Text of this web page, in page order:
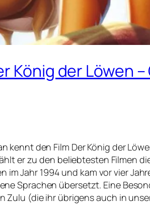
König der Löwen
kennt den Film Der König der
er zu den beliebtesten Filmen
Jahr 1994 und kam vor vier
Sprachen übersetzt. Eine
Zulu (die ihr übrigens auch in